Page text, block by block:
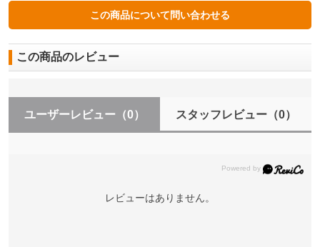
この商品のレビュー
ユーザーレビュー （0） スタッフレビュー（0）
レビューはありません。